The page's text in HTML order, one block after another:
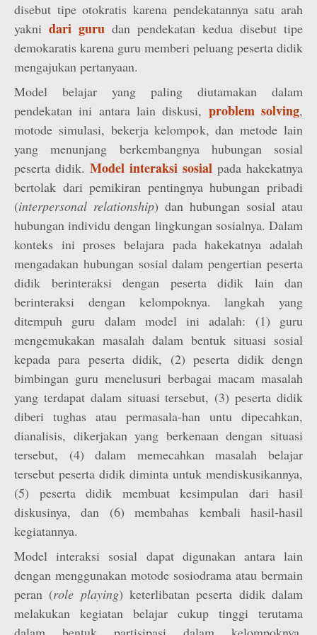
disebut tipe otokratis karena pendekatannya satu arah
yakni dari guru dan pendekatan kedua disebut tipe
demokaratis karena guru memberi peluang peserta didik
mengajukan pertanyaan.
Model belajar yang paling diutamakan dalam
pendekatan ini antara lain diskusi, problem solving,
motode simulasi, bekerja kelompok, dan metode lain
yang menunjang berkembangnya hubungan sosial
peserta didik. Model interaksi sosial pada hakekatnya
bertolak dari pemikiran pentingnya hubungan pribadi
(interpersonal relationship) dan hubungan sosial atau
hubungan individu dengan lingkungan sosialnya. Dalam
konteks ini proses belajara pada hakekatnya adalah
mengadakan hubungan sosial dalam pengertian peserta
didik berinteraksi dengan peserta didik lain dan
berinteraksi dengan kelompoknya. langkah yang
ditempuh guru dalam model ini adalah: (1) guru
mengemukakan masalah dalam bentuk situasi sosial
kepada para peserta didik, (2) peserta didik dengn
bimbingan guru menelusuri berbagai macam masalah
yang terdapat dalam situasi tersebut, (3) peserta didik
diberi tughas atau permasala-han untu dipecahkan,
dianalisis, dikerjakan yang berkenaan dengan situasi
tersebut, (4) dalam memecahkan masalah belajar
tersebut peserta didik diminta untuk mendiskusikannya,
(5) peserta didik membuat kesimpulan dari hasil
diskusinya, dan (6) membahas kembali hasil-hasil
kegiatannya.
Model interaksi sosial dapat digunakan antara lain
dengan menggunakan motode sosiodrama atau bermain
peran (role playing) keterlibatan peserta didik dalam
melakukan kegiatan belajar cukup tinggi terutama